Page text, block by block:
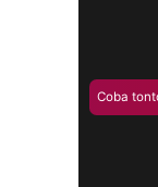
Coba